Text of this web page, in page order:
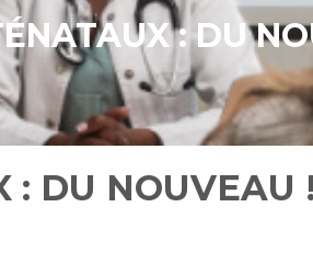
: DU
: DU NOUVEAU !